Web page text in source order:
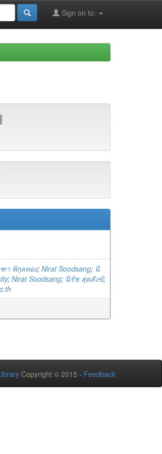
Sign on to:
า พิกุลทอง; Nirat Soodsang; นิ
; Nirat Soodsang; นิรัช สุดสังข์;
Copyright © 2015 - Feedback